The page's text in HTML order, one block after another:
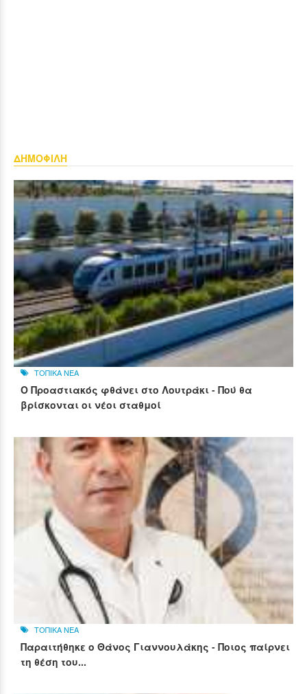
ΔΗΜΟΦΙΛΗ
ΤΟΠΙΚΑ ΝΕΑ
Ο Προαστιακός φθάνει στο Λουτράκι - Πού θα
βρίσκονται οι νέοι σταθμοί
ΤΟΠΙΚΑ ΝΕΑ
Παραιτήθηκε ο Θάνος Γιαννουλάκης - Ποιος παίρνει
τη θέση του...